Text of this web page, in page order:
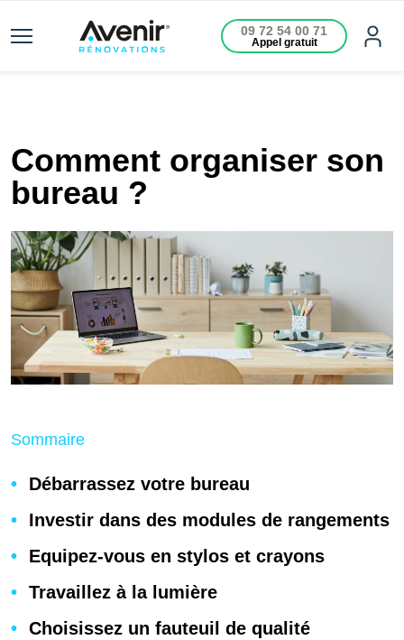
09 72 54 00 71
Appel gratuit
Comment organiser son
bureau ?
Sommaire
Débarrassez votre bureau
Investir dans des modules de rangements
Equipez-vous en stylos et crayons
Travaillez à la lumière
Choisissez un fauteuil de qualité